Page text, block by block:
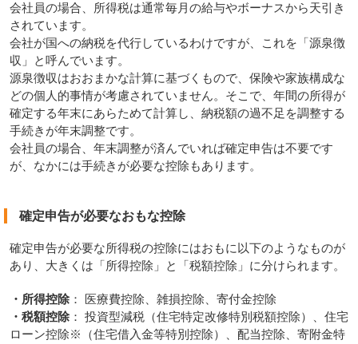
会社員の場合、所得税は通常毎月の給与やボーナスから天引き
されています。
会社が国への納税を代行しているわけですが、これを「源泉徴
収」と呼んでいます。
源泉徴収はおおまかな計算に基づくもので、保険や家族構成な
どの個人的事情が考慮されていません。そこで、年間の所得が
確定する年末にあらためて計算し、納税額の過不足を調整する
手続きが年末調整です。
会社員の場合、年末調整が済んでいれば確定申告は不要です
が、なかには手続きが必要な控除もあります。
確定申告が必要なおもな控除
確定申告が必要な所得税の控除にはおもに以下のようなものが
あり、大きくは「所得控除」と「税額控除」に分けられます。
・所得控除： 医療費控除、雑損控除、寄付金控除
・税額控除： 投資型減税（住宅特定改修特別税額控除）、住宅
ローン控除※（住宅借入金等特別控除）、配当控除、寄附金特